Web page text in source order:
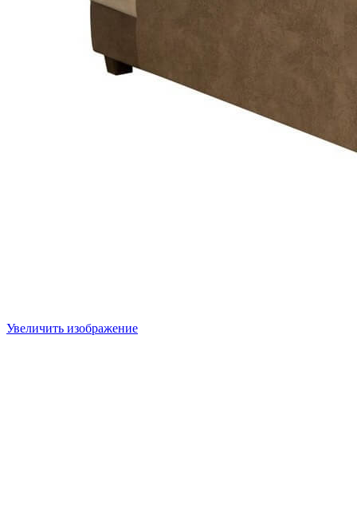
Увеличить изображение